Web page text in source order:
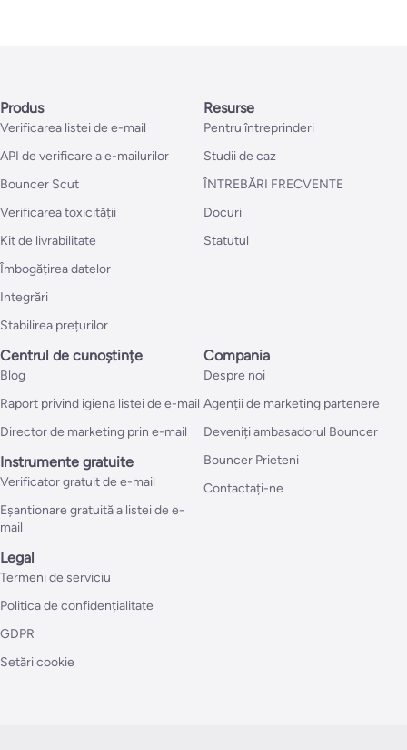
Produs
Verificarea listei de e-mail
API de verificare a e-mailurilor
Bouncer Scut
Verificarea toxicității
Kit de livrabilitate
Îmbogățirea datelor
Integrări
Stabilirea prețurilor
Resurse
Pentru întreprinderi
Studii de caz
ÎNTREBĂRI FRECVENTE
Docuri
Statutul
Centrul de cunoștințe
Blog
Raport privind igiena listei de e-mail
Director de marketing prin e-mail
Instrumente gratuite
Verificator gratuit de e-mail
Eșantionare gratuită a listei de e-
mail
Compania
Despre noi
Agenții de marketing partenere
Deveniți ambasadorul Bouncer
Bouncer Prieteni
Contactați-ne
Legal
Termeni de serviciu
Politica de confidențialitate
GDPR
Setări cookie